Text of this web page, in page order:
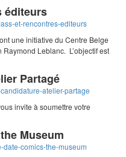
éditeurs
et-rencontres-editeurs
une initiative du Centre Belge
Leblanc. L’objectif est
Partagé
atelier-partage
invite à soumettre votre
Museum
date-comics-the-museum